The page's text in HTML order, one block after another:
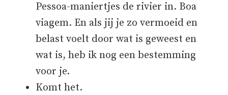
Pessoa-maniertjes de rivier in. Boa
viagem. En als jij je zo vermoeid en
belast voelt door wat is geweest en
wat is, heb ik nog een bestemming
voor je.
Komt het.